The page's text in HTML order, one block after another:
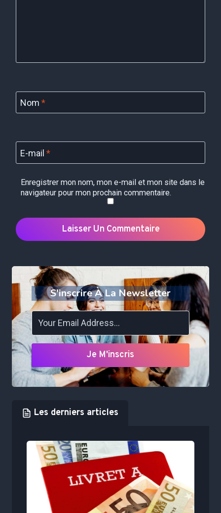
Nom *
E-mail *
Enregistrer mon nom, mon e-mail et mon site dans le
navigateur pour mon prochain commentaire.
S'inscrire À La Newsletter
Je M'inscris
Les derniers articles